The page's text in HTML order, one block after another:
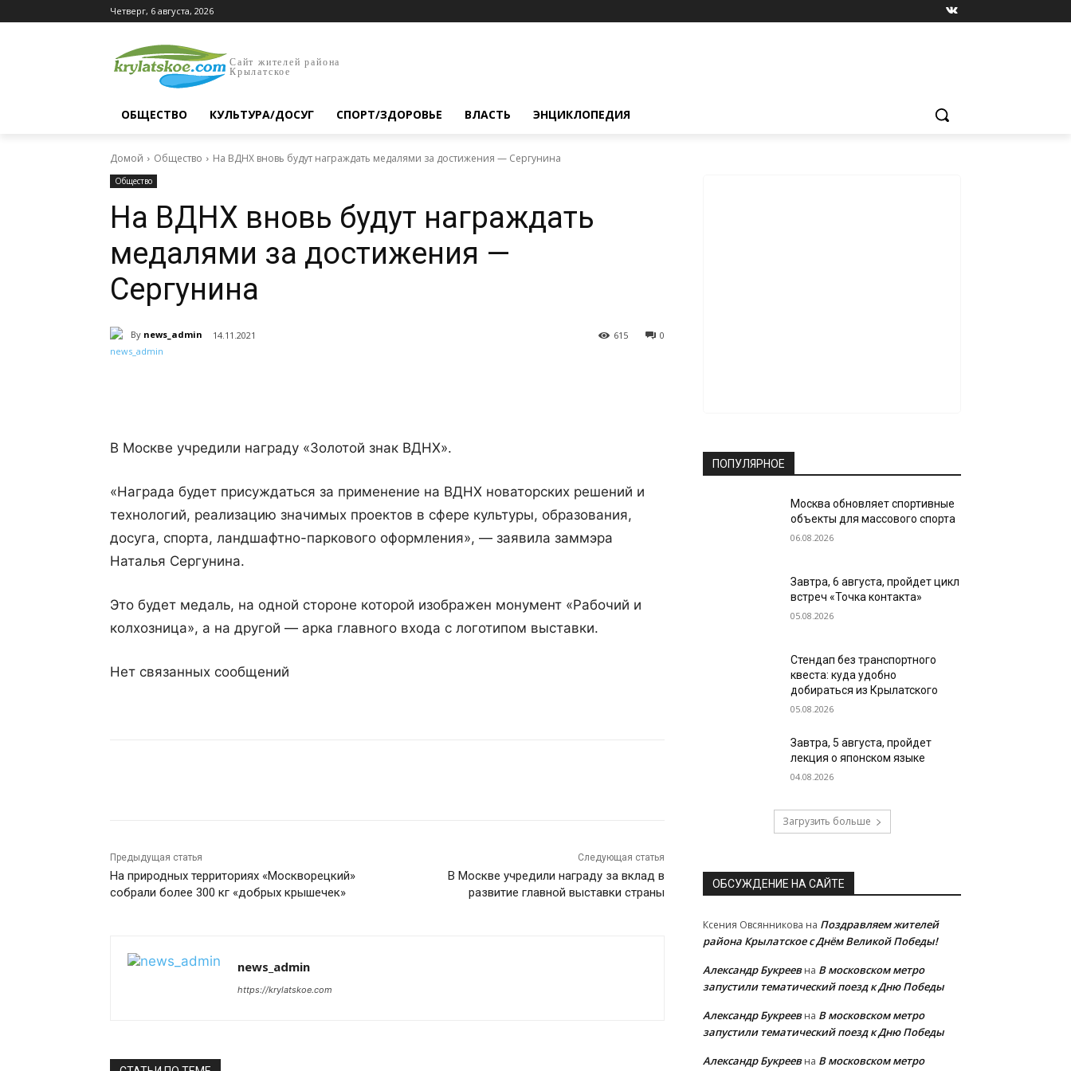
Четверг, 6 августа, 2026
Сайт жителей района
Крылатское
ОБЩЕСТВО КУЛЬТУРА/ДОСУГ СПОРТ/ЗДОРОВЬЕ ВЛАСТЬ ЭНЦИКЛОПЕДИЯ
Домой Общество На ВДНХ вновь будут награждать медалями за достижения — Сергунина
Общество
На ВДНХ вновь будут награждать
медалями за достижения —
Сергунина
By news_admin 14.11.2021 0
615
В Москве учредили награду «Золотой знак ВДНХ».
«Награда будет присуждаться за применение на ВДНХ новаторских решений и
технологий, реализацию значимых проектов в сфере культуры, образования,
досуга, спорта, ландшафтно-паркового оформления», — заявила заммэра
Наталья Сергунина.
Это будет медаль, на одной стороне которой изображен монумент «Рабочий и
колхозница», а на другой — арка главного входа с логотипом выставки.
Нет связанных сообщений
Предыдущая статья
На природных территориях «Москворецкий»
собрали более 300 кг «добрых крышечек»
Следующая статья
В Москве учредили награду за вклад в
развитие главной выставки страны
news_admin
https://krylatskoe.com
ПОПУЛЯРНОЕ
Москва обновляет спортивные
объекты для массового спорта
06.08.2026
Завтра, 6 августа, пройдет цикл
встреч «Точка контакта»
05.08.2026
Стендап без транспортного
квеста: куда удобно
добираться из Крылатского
05.08.2026
Завтра, 5 августа, пройдет
лекция о японском языке
04.08.2026
Загрузить больше
ОБСУЖДЕНИЕ НА САЙТЕ
Ксения Овсянникова на Поздравляем жителей
района Крылатское с Днём Великой Победы!
Александр Букреевна В московском метро
запустили тематический поезд к Дню Победы
Александр Букреевна В московском метро
запустили тематический поезд к Дню Победы
Александр Букреевна В московском метро